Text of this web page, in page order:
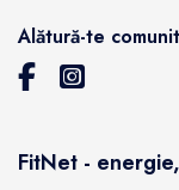
Alătură-te
FitNet -